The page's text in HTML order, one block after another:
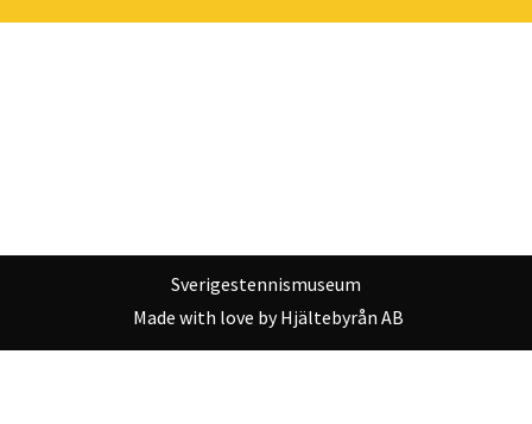
Sverigestennismuseum
Made with love byHjältebyrån AB